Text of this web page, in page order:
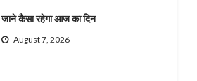
जाने कैसा रहेगा आज का दिन
August 7, 2026